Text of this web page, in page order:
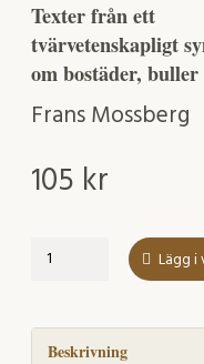
Texter från ett
tvärvetenskapligt
om bostäder, buller
Frans Mossberg
105 kr
Bo
mängd
Lägg i
Beskrivning